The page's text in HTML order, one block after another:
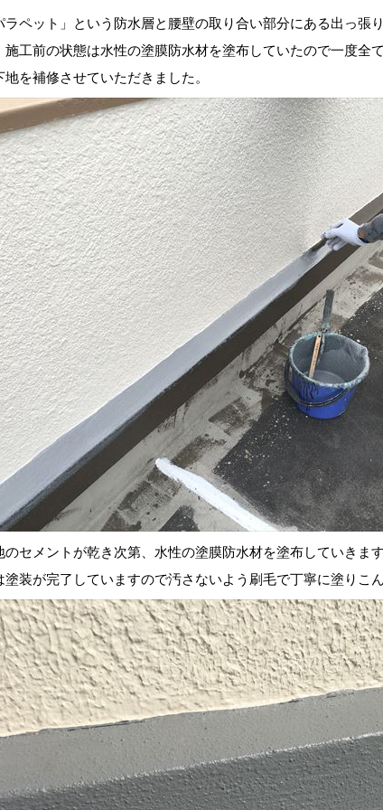
ペット」という防水層と腰壁の取り合い部分にある出っ張
施工前の状態は水性の塗膜防水材を塗布していたので一度全
地を補修させていただきました。
セメントが乾き次第、水性の塗膜防水材を塗布していきま
塗装が完了していますので汚さないよう刷毛で丁寧に塗りこん